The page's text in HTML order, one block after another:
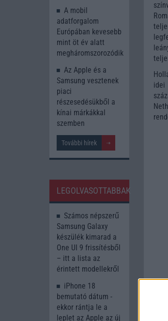
A mobil
adatforgalom
Európában kevesebb
mint öt év alatt
megháromszorozódik
Az Apple és a
Samsung vesztenek
piaci
részesedésükből a
kínai márkákkal
szemben
További hírek
LEGOLVASOTTABBAK
Számos népszerű
Samsung Galaxy
készülék kimarad a
One UI 9 frissítésből
– itt a lista az
érintett modellekről
iPhone 18
bemutató dátum -
ekkor rántja le a
leplet az Apple az új